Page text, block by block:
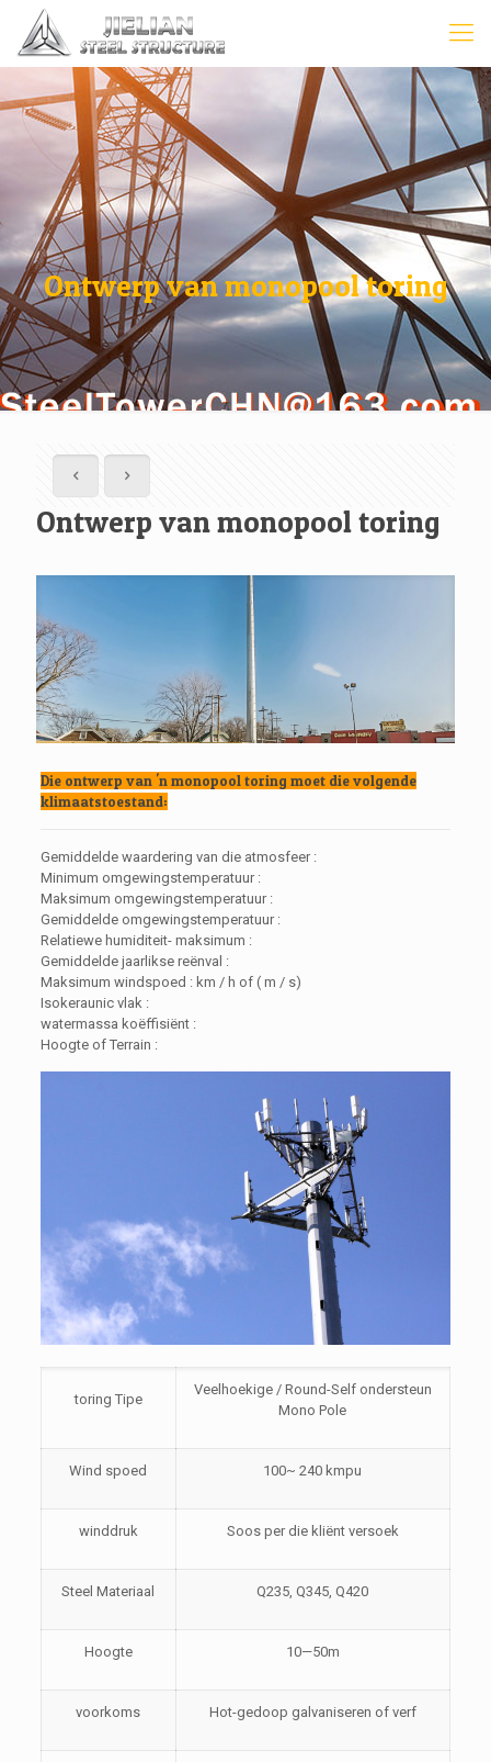
Ontwerp van monopool toring
Ontwerp van monopool toring
Die ontwerp van 'n monopool toring moet die volgende
klimaatstoestand:
Gemiddelde waardering van die atmosfeer :
Minimum omgewingstemperatuur :
Maksimum omgewingstemperatuur :
Gemiddelde omgewingstemperatuur :
Relatiewe humiditeit- maksimum :
Gemiddelde jaarlikse reënval :
Maksimum windspoed : km / h of ( m / s)
Isokeraunic vlak :
watermassa koëffisiënt :
Hoogte of Terrain :
toring Tipe
Veelhoekige / Round-Self ondersteun
Mono Pole
Wind spoed 100~ 240 kmpu
winddruk Soos per die kliënt versoek
Steel Materiaal Q235, Q345, Q420
Hoogte 10—50m
voorkoms Hot-gedoop galvaniseren of verf